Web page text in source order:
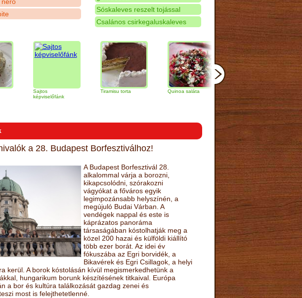
Sóskaleves reszelt tojással
Csalános csirkegaluskaleves
képviselőfánk
Tiramisu torta Quinoa saláta Mandulás kifli
narancs
a 28. Budapest Borfesztiválhoz!
A Budapest Borfesztivál 28.
alkalommal várja a borozni,
kikapcsolódni, szórakozni
vágyókat a főváros egyik
legimpozánsabb helyszínén, a
megújuló Budai Várban. A
vendégek nappal és este is
káprázatos panoráma
társaságában kóstolhatják meg a
közel 200 hazai és külföldi kiállító
több ezer borát. Az idei év
fókuszába az Egri borvidék, a
Bikavérek és Egri Csillagok, a helyi
kerül. A borok kóstolásán kívül megismerkedhetünk a
hungarikum borunk készítésének titkaival. Európa
a bor és kultúra találkozását gazdag zenei és
most is felejthetetlenné.